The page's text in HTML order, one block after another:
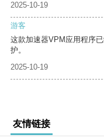
2025-10-19
游客
这款加速器VPM应用程序
护。
2025-10-19
友情链接